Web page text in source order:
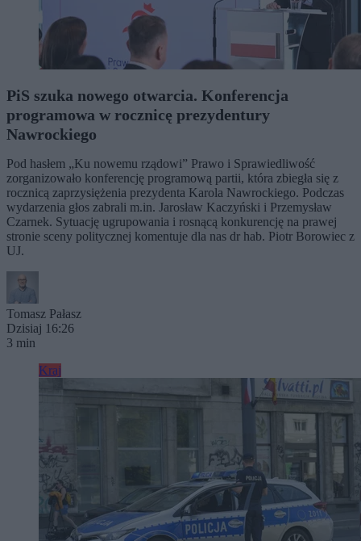
PiS szuka nowego otwarcia. Konferencja
programowa w rocznicę prezydentury
Nawrockiego
Pod hasłem „Ku nowemu rządowi” Prawo i Sprawiedliwość
zorganizowało konferencję programową partii, która zbiegła się z
rocznicą zaprzysiężenia prezydenta Karola Nawrockiego. Podczas
wydarzenia głos zabrali m.in. Jarosław Kaczyński i Przemysław
Czarnek. Sytuację ugrupowania i rosnącą konkurencję na prawej
stronie sceny politycznej komentuje dla nas dr hab. Piotr Borowiec z
UJ.
Tomasz Pałasz
Dzisiaj 16:26
3 min
Kraj